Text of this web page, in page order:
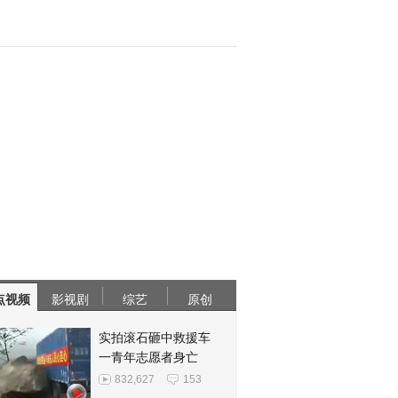
视频 影视剧 综艺 原创
实拍滚石砸中救援车
一青年志愿者身亡
832,627 153